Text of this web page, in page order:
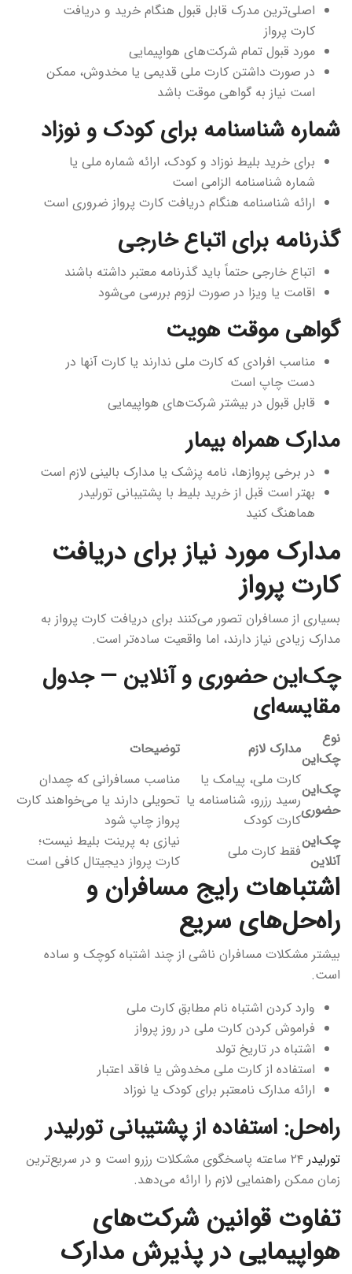
اصلی‌ترین مدرک قابل قبول هنگام خرید و دریافت
کارت پرواز
مورد قبول تمام شرکت‌های هواپیمایی
در صورت داشتن کارت ملی قدیمی یا مخدوش، ممکن
است نیاز به گواهی موقت باشد
شماره شناسنامه برای کودک و نوزاد
برای خرید بلیط نوزاد و کودک، ارائه شماره ملی یا
شماره شناسنامه الزامی است
ارائه شناسنامه هنگام دریافت کارت پرواز ضروری است
گذرنامه برای اتباع خارجی
اتباع خارجی حتماً باید گذرنامه معتبر داشته باشند
اقامت یا ویزا در صورت لزوم بررسی می‌شود
گواهی موقت هویت
مناسب افرادی که کارت ملی ندارند یا کارت آنها در
دست چاپ است
قابل قبول در بیشتر شرکت‌های هواپیمایی
مدارک همراه بیمار
در برخی پروازها، نامه پزشک یا مدارک بالینی لازم است
بهتر است قبل از خرید بلیط با پشتیبانی تورلیدر
هماهنگ کنید
مدارک مورد نیاز برای دریافت
کارت پرواز
بسیاری از مسافران تصور می‌کنند برای دریافت کارت پرواز به
مدارک زیادی نیاز دارند، اما واقعیت ساده‌تر است.
چک‌این حضوری و آنلاین — جدول
مقایسه‌ای
نوع
چک‌این
مدارک لازم توضیحات
چک‌این
حضوری
کارت ملی، پیامک یا
رسید رزرو، شناسنامه یا
کارت کودک
مناسب مسافرانی که چمدان
تحویلی دارند یا می‌خواهند کارت
پرواز چاپ شود
چک‌این
آنلاین
فقط کارت ملی
نیازی به پرینت بلیط نیست؛
کارت پرواز دیجیتال کافی است
اشتباهات رایج مسافران و
راه‌حل‌های سریع
بیشتر مشکلات مسافران ناشی از چند اشتباه کوچک و ساده
است.
وارد کردن اشتباه نام مطابق کارت ملی
فراموش کردن کارت ملی در روز پرواز
اشتباه در تاریخ تولد
استفاده از کارت ملی مخدوش یا فاقد اعتبار
ارائه مدارک نامعتبر برای کودک یا نوزاد
راه‌حل: استفاده از پشتیبانی تورلیدر
تورلیدر
۲۴ ساعته پاسخگوی مشکلات رزرو است و در سریع‌ترین
زمان ممکن راهنمایی لازم را ارائه می‌دهد.
تفاوت قوانین شرکت‌های
هواپیمایی در پذیرش مدارک